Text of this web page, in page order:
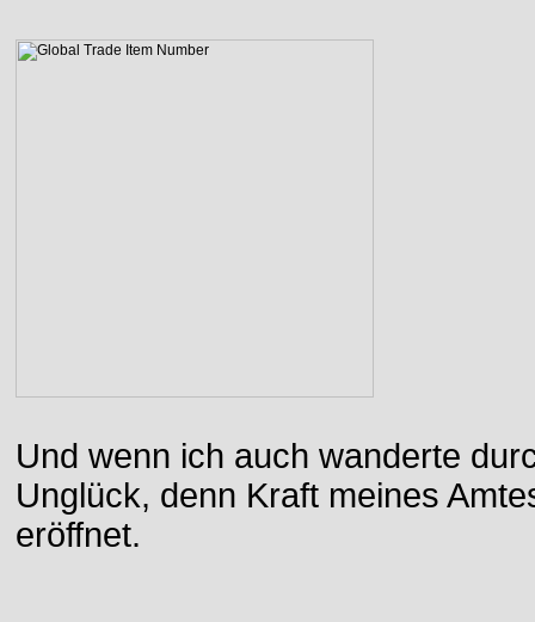
Und wenn ich auch wanderte
Unglück, denn Kraft meines
eröffnet.